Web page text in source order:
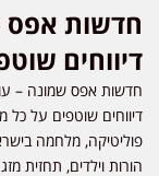
דיווחים
חדשות אפס שמונה –
דיווחים שוטפים על כל
פוליטיקה, מלחמה
הורות וילדים, תחזית